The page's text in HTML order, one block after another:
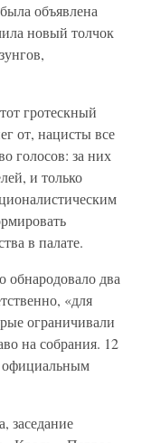
объявлена
новый толчок
гротескный
от, нацисты все
голосов: за них
и только
в палате.
обнародовало два
«для
ограничивали
на собрания. 12
официальным
заседание